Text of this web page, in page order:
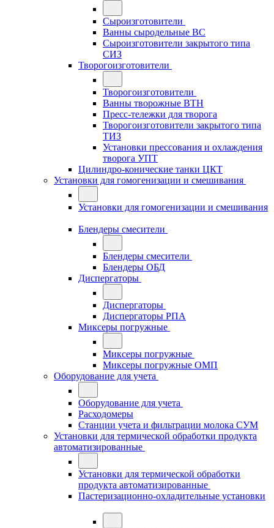
Сыроизготовители
Ванны сыродельные ВС
Сыроизготовители закрытого типа
СИЗ
Творогоизготовители
Творогоизготовители
Ванны творожные ВТН
Пресс-тележки для творога
Творогоизготовители закрытого типа
ТИЗ
Установки прессования и охлаждения
творога УПТ
Цилиндро-конические танки ЦКТ
Установки для гомогенизации и смешивания
Установки для гомогенизации и смешивания
Блендеры смесители
Блендеры смесители
Блендеры ОБД
Диспергаторы
Диспергаторы
Диспергаторы РПА
Миксеры погружные
Миксеры погружные
Миксеры погружные ОМП
Оборудование для учета
Оборудование для учета
Расходомеры
Станции учета и фильтрации молока СУМ
Установки для термической обработки продукта
автоматизированные
Установки для термической обработки
продукта автоматизированные
Пастеризационно-охладительные установки